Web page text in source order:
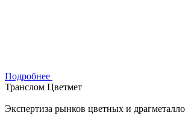
Подробнее
Транслом Цветмет
Экспертиза рынков цветных и